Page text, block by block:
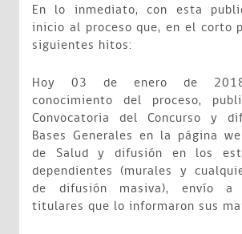
En lo inmediato, con esta
inicio al proceso que, en el corto
siguientes hitos:
Hoy 03 de enero de
conocimiento del proceso,
Convocatoria del Concurso y
Bases Generales en la página
de Salud y difusión en los
dependientes (murales y
de difusión masiva), envío a
titulares que lo informaron sus